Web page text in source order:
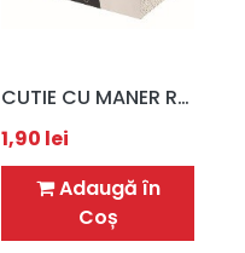
CUTIE CU MANER RENDEZ VOUS/ PRAJITURI / 17x15x5,5 CM
1,90 lei
Adaugă în
Coș